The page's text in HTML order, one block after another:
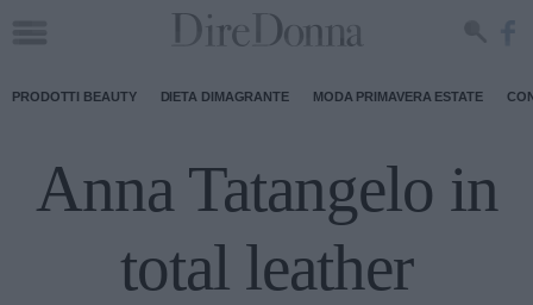
PRODOTTI BEAUTY DIETA DIMAGRANTE MODA PRIMAVERA ESTATE
Anna Tatangelo in
total leather